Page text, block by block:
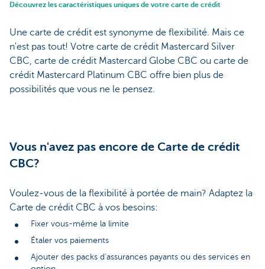
Découvrez les caractéristiques uniques de votre carte de crédit
Une carte de crédit est synonyme de flexibilité. Mais ce
n'est pas tout! Votre carte de crédit Mastercard Silver
CBC, carte de crédit Mastercard Globe CBC ou carte de
crédit Mastercard Platinum CBC offre bien plus de
possibilités que vous ne le pensez.
Vous n'avez pas encore de Carte de crédit
CBC?
Voulez-vous de la flexibilité à portée de main? Adaptez la
Carte de crédit CBC à vos besoins:
Fixer vous-même la limite
Étaler vos paiements
Ajouter des packs d'assurances payants ou des services en